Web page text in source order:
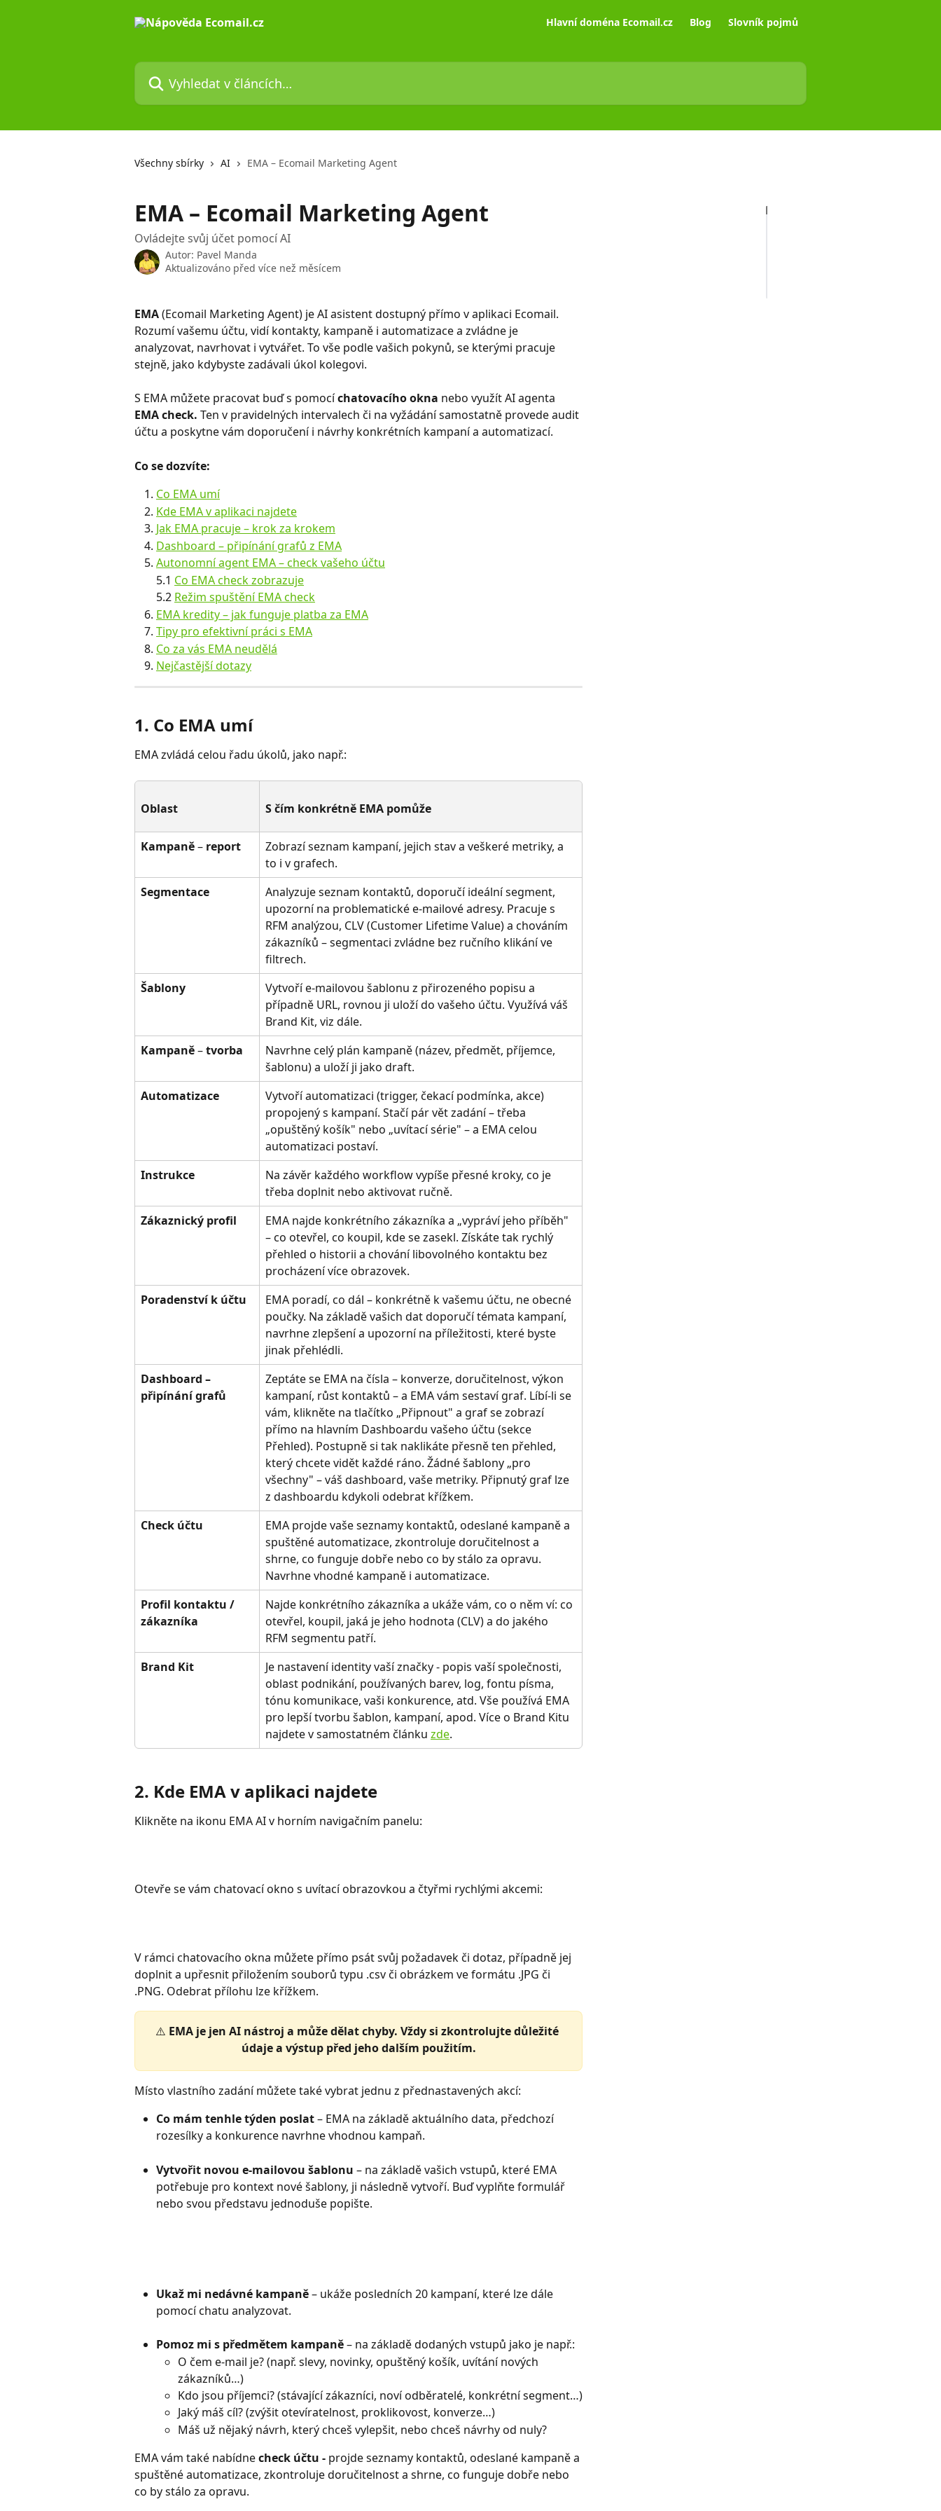
Hlavní doména Ecomail.cz Blog Slovník pojmů
Vyhledat v článcích…
Všechny sbírky AI EMA –⁠⁠⁠⁠⁠⁠⁠⁠⁠⁠⁠⁠⁠⁠⁠⁠⁠⁠ Ecomail Marketing Agent
EMA –⁠⁠⁠⁠⁠⁠⁠⁠⁠⁠⁠⁠⁠⁠⁠⁠⁠⁠ Ecomail Marketing Agent
Ovládejte svůj účet pomocí AI
Autor: Pavel Manda
Aktualizováno před více než měsícem
EMA (Ecomail Marketing Agent) je AI asistent dostupný přímo v aplikaci Ecomail.
Rozumí vašemu účtu, vidí kontakty, kampaně i automatizace a zvládne je
analyzovat, navrhovat i vytvářet. To vše podle vašich pokynů, se kterými pracuje
stejně, jako kdybyste zadávali úkol kolegovi.
S EMA můžete pracovat buď s pomocí chatovacího okna nebo využít AI agenta
EMA check. Ten v pravidelných intervalech či na vyžádání samostatně provede audit
účtu a poskytne vám doporučení i návrhy konkrétních kampaní a automatizací.
Co se dozvíte:
Co EMA umí
Kde EMA v aplikaci najdete
Jak EMA pracuje – krok za krokem
Dashboard –⁠⁠⁠⁠⁠⁠⁠⁠⁠⁠⁠⁠⁠⁠⁠⁠⁠⁠ připínání grafů z EMA
Autonomní agent EMA – check vašeho účtu
5.1 Co EMA check zobrazuje
5.2 Režim spuštění EMA check
EMA kredity – jak funguje platba za EMA
Tipy pro efektivní práci s EMA
Co za vás EMA neudělá
Nejčastější dotazy
1. Co EMA umí
EMA zvládá celou řadu úkolů, jako např.:
Oblast S čím konkrétně EMA pomůže
Kampaně – report
Zobrazí seznam kampaní, jejich stav a veškeré metriky, a
to i v grafech.
Segmentace
Analyzuje seznam kontaktů, doporučí ideální segment,
upozorní na problematické e-mailové adresy. Pracuje s
RFM analýzou, CLV (Customer Lifetime Value) a chováním
zákazníků – segmentaci zvládne bez ručního klikání ve
filtrech.
Šablony
Vytvoří e-mailovou šablonu z přirozeného popisu a
případně URL, rovnou ji uloží do vašeho účtu. Využívá váš
Brand Kit, viz dále.
Kampaně – tvorba
Navrhne celý plán kampaně (název, předmět, příjemce,
šablonu) a uloží ji jako draft.
Automatizace
Vytvoří automatizaci (trigger, čekací podmínka, akce)
propojený s kampaní. Stačí pár vět zadání – třeba
„opuštěný košík" nebo „uvítací série" – a EMA celou
automatizaci postaví.
Instrukce
Na závěr každého workflow vypíše přesné kroky, co je
třeba doplnit nebo aktivovat ručně.
Zákaznický profil
EMA najde konkrétního zákazníka a „vypráví jeho příběh"
– co otevřel, co koupil, kde se zasekl. Získáte tak rychlý
přehled o historii a chování libovolného kontaktu bez
procházení více obrazovek.
Poradenství k účtu
EMA poradí, co dál – konkrétně k vašemu účtu, ne obecné
poučky. Na základě vašich dat doporučí témata kampaní,
navrhne zlepšení a upozorní na příležitosti, které byste
jinak přehlédli.
Dashboard –
připínání grafů
Zeptáte se EMA na čísla – konverze, doručitelnost, výkon
kampaní, růst kontaktů – a EMA vám sestaví graf. Líbí-li se
vám, klikněte na tlačítko „Připnout" a graf se zobrazí
přímo na hlavním Dashboardu vašeho účtu (sekce
Přehled). Postupně si tak naklikáte přesně ten přehled,
který chcete vidět každé ráno. Žádné šablony „pro
všechny" – váš dashboard, vaše metriky. Připnutý graf lze
z dashboardu kdykoli odebrat křížkem.
Check účtu
EMA projde vaše seznamy kontaktů, odeslané kampaně a
spuštěné automatizace, zkontroluje doručitelnost a
shrne, co funguje dobře nebo co by stálo za opravu.
Navrhne vhodné kampaně i automatizace.
Profil kontaktu /
zákazníka
Najde konkrétního zákazníka a ukáže vám, co o něm ví: co
otevřel, koupil, jaká je jeho hodnota (CLV) a do jakého
RFM segmentu patří.
Brand Kit
Je nastavení identity vaší značky - popis vaší společnosti,
oblast podnikání, používaných barev, log, fontu písma,
tónu komunikace, vaši konkurence, atd. Vše používá EMA
pro lepší tvorbu šablon, kampaní, apod. Více o Brand Kitu
najdete v samostatném článku zde.
2. Kde EMA v aplikaci najdete
Klikněte na ikonu EMA AI v horním navigačním panelu:
Otevře se vám chatovací okno s uvítací obrazovkou a čtyřmi rychlými akcemi:
V rámci chatovacího okna můžete přímo psát svůj požadavek či dotaz, případně jej
doplnit a upřesnit přiložením souborů typu .csv či obrázkem ve formátu .JPG či
.PNG. Odebrat přílohu lze křížkem.
⚠️ EMA je jen AI nástroj a může dělat chyby. Vždy si zkontrolujte důležité
údaje a výstup před jeho dalším použitím.
Místo vlastního zadání můžete také vybrat jednu z přednastavených akcí:
Co mám tenhle týden poslat – EMA na základě aktuálního data, předchozí
rozesílky a konkurence navrhne vhodnou kampaň.
Vytvořit novou e-mailovou šablonu – na základě vašich vstupů, které EMA
potřebuje pro kontext nové šablony, ji následně vytvoří. Buď vyplňte formulář
nebo svou představu jednoduše popište.
Ukaž mi nedávné kampaně – ukáže posledních 20 kampaní, které lze dále
pomocí chatu analyzovat.
Pomoz mi s předmětem kampaně – na základě dodaných vstupů jako je např.:
O čem e-mail je? (např. slevy, novinky, opuštěný košík, uvítání nových
zákazníků…)
Kdo jsou příjemci? (stávající zákazníci, noví odběratelé, konkrétní segment…)
Jaký máš cíl? (zvýšit otevíratelnost, proklikovost, konverze…)
Máš už nějaký návrh, který chceš vylepšit, nebo chceš návrhy od nuly?
EMA vám také nabídne check účtu - projde seznamy kontaktů, odeslané kampaně a
spuštěné automatizace, zkontroluje doručitelnost a shrne, co funguje dobře nebo
co by stálo za opravu.